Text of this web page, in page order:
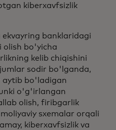
kiberxavfsizlik
banklaridagi
bo'yicha
kelib chiqishini
sodir bo'lganda,
bo'ladigan
o'g'irlangan
olish, firibgarlik
sxemalar orqali
kiberxavfsizlik va